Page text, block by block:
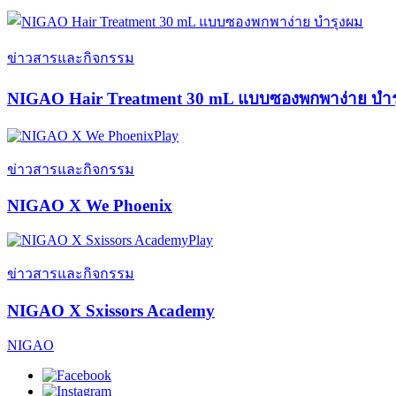
ข่าวสารและกิจกรรม
NIGAO Hair Treatment 30 mL แบบซองพกพาง่าย บำ
Play
ข่าวสารและกิจกรรม
NIGAO X We Phoenix
Play
ข่าวสารและกิจกรรม
NIGAO X Sxissors Academy
NIGAO